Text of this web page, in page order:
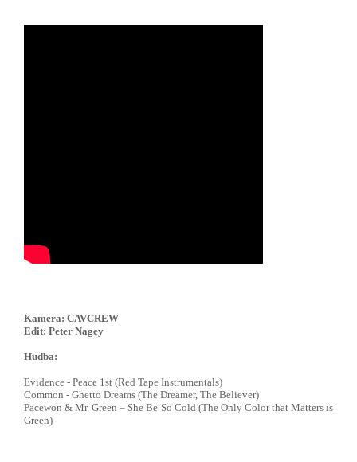
Kamera: CAVCREW
Edit: Peter Nagey
Hudba:
Evidence - Peace 1st (Red Tape Instrumentals)
Common - Ghetto Dreams (The Dreamer, The Believer)
Pacewon & Mr. Green – She Be So Cold (The Only Color that Matters is
Green)